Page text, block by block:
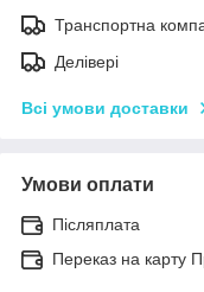
Транспортна
Делівері
Всі умови доставки
Умови оплати
Післяплата
Переказ на карту